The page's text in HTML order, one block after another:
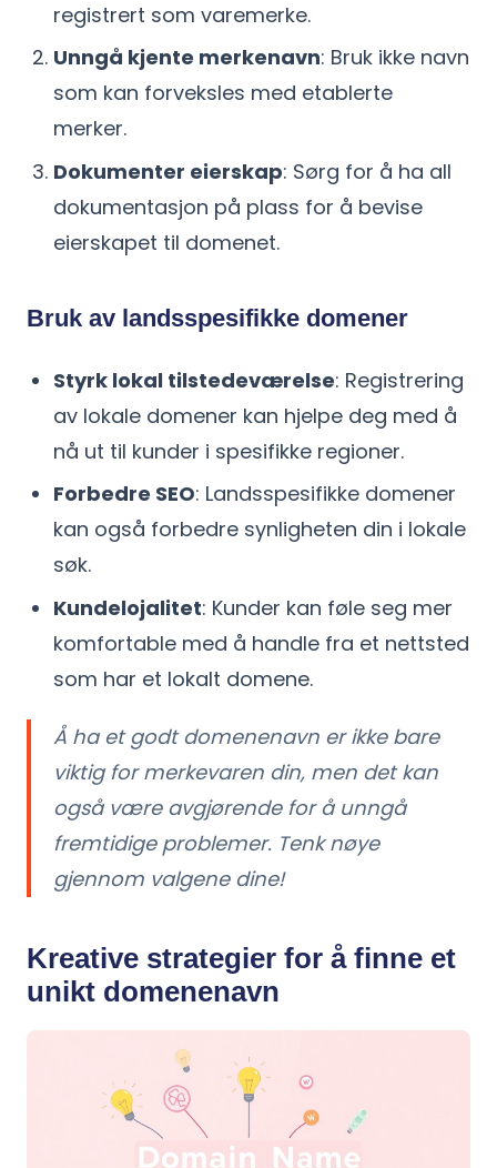
registrert som varemerke.
Unngå kjente merkenavn: Bruk ikke navn
som kan forveksles med etablerte
merker.
Dokumenter eierskap: Sørg for å ha all
dokumentasjon på plass for å bevise
eierskapet til domenet.
Bruk av landsspesifikke domener
Styrk lokal tilstedeværelse: Registrering
av lokale domener kan hjelpe deg med å
nå ut til kunder i spesifikke regioner.
Forbedre SEO: Landsspesifikke domener
kan også forbedre synligheten din i lokale
søk.
Kundelojalitet: Kunder kan føle seg mer
komfortable med å handle fra et nettsted
som har et lokalt domene.
Å ha et godt domenenavn er ikke bare
viktig for merkevaren din, men det kan
også være avgjørende for å unngå
fremtidige problemer. Tenk nøye
gjennom valgene dine!
Kreative strategier for å finne et
unikt domenenavn